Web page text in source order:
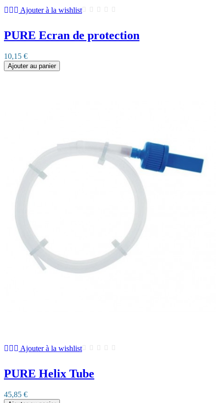
Ajouter à la wishlist
PURE Ecran de protection
10,15 €
Ajouter au panier
Ajouter à la wishlist
PURE Helix Tube
45,85 €